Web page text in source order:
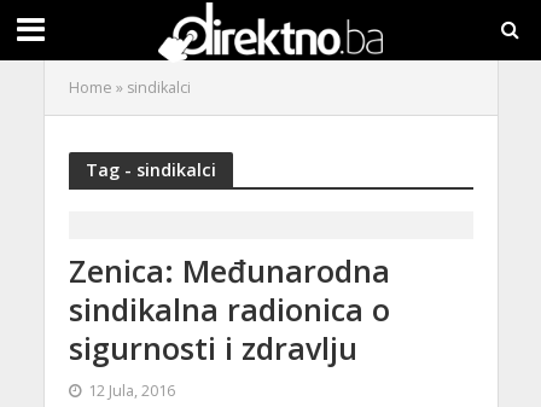
Home » sindikalci
Tag - sindikalci
Zenica: Međunarodna
sindikalna radionica o
sigurnosti i zdravlju
12 Jula, 2016